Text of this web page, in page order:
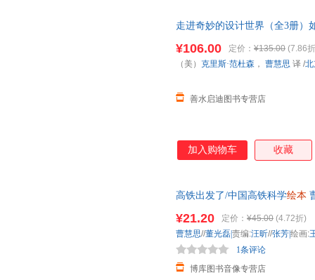
走进奇妙的设计世界（全3册）
需帮助请联系客服】
¥106.00 定价： ¥135.00 (7.86
善水启迪图书专营店
（美） 克里斯·范杜森 ， 曹慧思 译 /
加入购物车 收藏
高铁出发了/中国高铁科学绘本
¥21.20 定价： ¥45.00 (4.72折)
博库图书音像专营店
1条评论
曹慧思//董光磊|责编:汪昕//张芳|绘画: